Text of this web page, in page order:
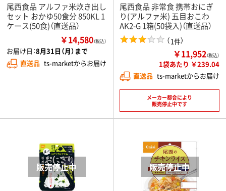
尾西食品 アルファ米炊き出し
セット おかゆ50食分 850KL 1
ケース(50食)（直送品）
￥14,580（税込）
お届け日：8月31日（月）まで
直送品 ts-marketからお届け
尾西食品 非常食 携帯おにぎ
り(アルファ米) 五目おこわ
AK2-G 1箱(50袋入)（直送品）
（1件）
￥11,952（税込）
1袋あたり ￥239.04
直送品 ts-marketからお届け
メーカー都合により
販売停止中です